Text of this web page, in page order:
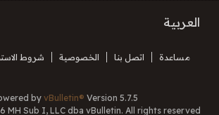
العربية
مساعدة اتصل بنا الخصوصية شروط
byvBulletin® Version 5.7.5
MH Sub I, LLC dba vBulletin. All rights reserved.